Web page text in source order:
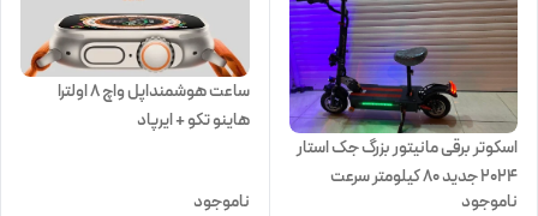
اسکوتر برقی مانیتور بزرگ جک استار
2024 جدید ۸۰ کیلومتر سرعت
ناموجود
ساعت هوشمنداپل واچ ۸ اولترا
هاینو تکو + ایرپاد
ناموجود